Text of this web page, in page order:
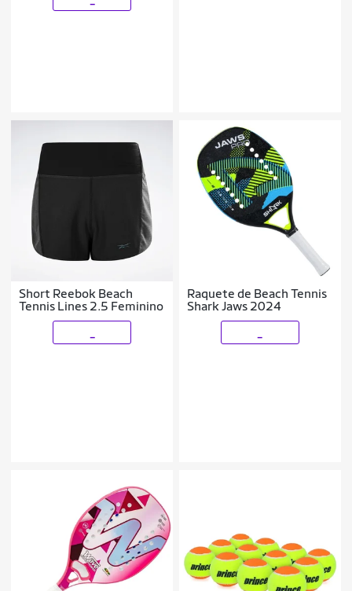
Short Reebok Beach
Tennis Lines 2.5 Feminino
Raquete de Beach Tennis
Shark Jaws 2024